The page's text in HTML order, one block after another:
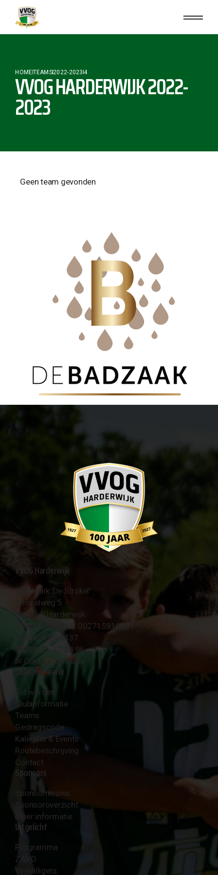
HOMETEAMS2022-2023 4
VVOG HARDERWIJK 2022-
2023
Geen team gevonden
VVOG Harderwijk
Sportpark 'De Strokel'
Strokelweg 5
3847 LR Harderwijk
BTW Nummer NL 002715910B01
KvK Nr 40094437
☎︎ 0341 - 41 28 96
✉︎ Contactformulier
Clubinformatie
Lid worden
Clubinformatie
Teams
Gedragscode
Kalender & Events
Routebeschrijving
Contact
Sponsors
Sponsornieuws
Sponsoroverzicht
Meer informatie
Uitgelicht
Programma
ZAVO
Vrijwilligers